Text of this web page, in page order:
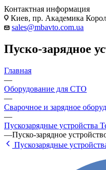
Контактная информация
Киев, пр. Академика
sales@mbavto.com.ua
Пуско-зарядное
Главная
—
Оборудование для СТО
—
Сварочное и зарядное
—
Пускозарядные устройства
—Пуско-зарядное
Пускозарядные